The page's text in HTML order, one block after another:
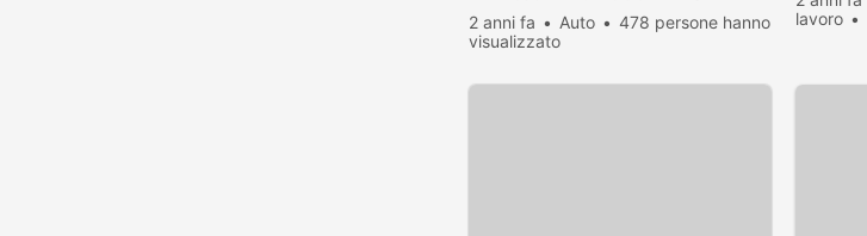
2 anni fa Auto
478 persone hanno
visualizzato
lavoro